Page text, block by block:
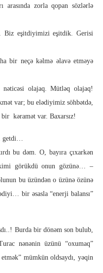
zorla qopan sözlərlə
Biz eşitdiyimizi eşitdik. Gerisi
bir neçə kəlmə əlavə etməyə
olajaq. Mütləq olajaq!
var; bu elədiyimiz söhbətdə,
bir kəramət var. Baxarsız!
getdi…
bu dəm. O, bayıra çıxarkən
görükdü onun gözünə… –
bu üzündən o üzünə özünə
bir əsasla “enerji balansı”
Burda bir dönəm son bulub,
nənənin üzünü “oxumaq”
etmək” mümkün oldsaydı, yəqin